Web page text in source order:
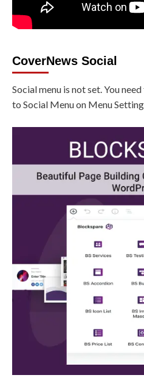
CoverNews Social
Social menu is not set. You
to Social Menu on Menu